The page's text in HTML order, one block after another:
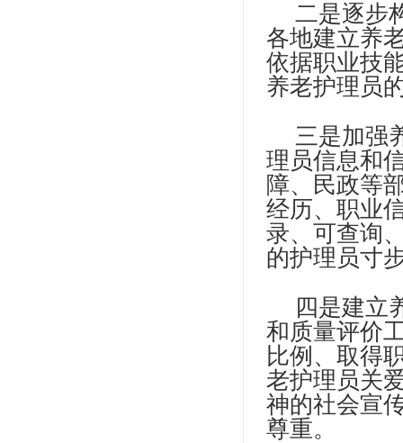
二是逐步
各地建立养
依据职业技
养老护理员
三是加强
理员信息和
障、民政等
经历、职业
录、可查询
的护理员寸
四是建立
和质量评价
比例、取得
老护理员关
神的社会宣
尊重。